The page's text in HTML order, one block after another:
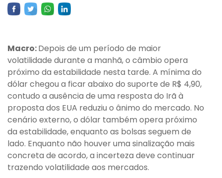
Macro:Depois de um período de maior
volatilidade durante a manhã, o câmbio opera
próximo da estabilidade nesta tarde. A mínima do
dólar chegou a ficar abaixo do suporte de R$ 4,90,
contudo a ausência de uma resposta do Irã à
proposta dos EUA reduziu o ânimo do mercado. No
cenário externo, o dólar também opera próximo
da estabilidade, enquanto as bolsas seguem de
lado. Enquanto não houver uma sinalização mais
concreta de acordo, a incerteza deve continuar
trazendo volatilidade aos mercados.